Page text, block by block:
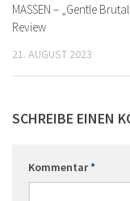
MASSEN – „Gentle
Review
21. AUGUST 2023
SCHREIBE EINEN
Kommentar*